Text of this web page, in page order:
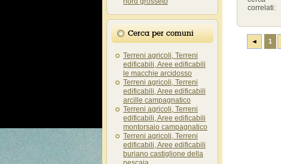
Cerca per comuni
Terreni agricoli, Terreni
edificabili, Aree edificabili
le macchie arcidosso
Terreni agricoli, Terreni
edificabili, Aree edificabili
arcille campagnatico
Terreni agricoli, Terreni
edificabili, Aree edificabili
montorsaio campagnatico
Terreni agricoli, Terreni
edificabili, Aree edificabili
buriano castiglione della
correlati:
◄ 1